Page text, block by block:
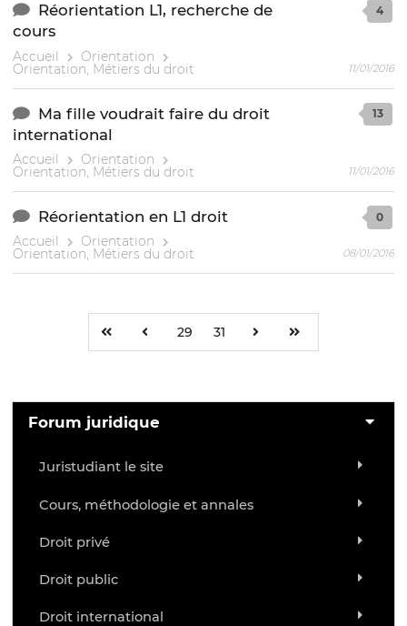
Réorientation L1, recherche de
cours
Accueil Orientation
Orientation, Métiers du droit
4
11/01/2016
Ma fille voudrait faire du droit
international
Accueil Orientation
Orientation, Métiers du droit
13
11/01/2016
Réorientation en L1 droit
Accueil Orientation
Orientation, Métiers du droit
0
08/01/2016
29 31
Forum juridique
Juristudiant le site
Cours, méthodologie et annales
Droit privé
Droit public
Droit international